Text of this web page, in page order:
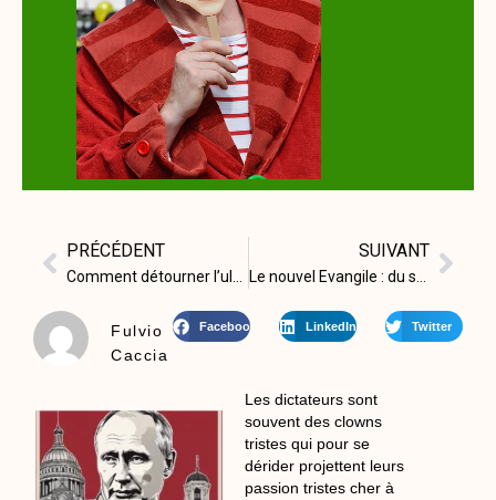
PRÉCÉDENT
Comment détourner l’ultra-capitalisme mafieux de Poutine
SUIVANT
Le nouvel Evangile : du sacré au profane
Fulvio
Caccia
Facebook LinkedIn Twitter
Les dictateurs sont
souvent des clowns
tristes qui pour se
dérider projettent leurs
passion tristes cher à